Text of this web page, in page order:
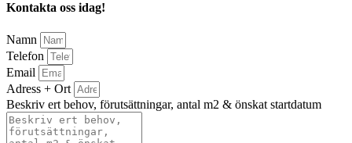
Kontakta oss idag!
Namn
Telefon
Email
Adress + Ort
Beskriv ert behov, förutsättningar, antal m2 & önskat startdatum